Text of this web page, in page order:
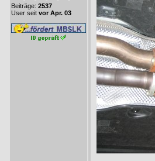
Beiträge: 2537
User seit vor Apr. 03